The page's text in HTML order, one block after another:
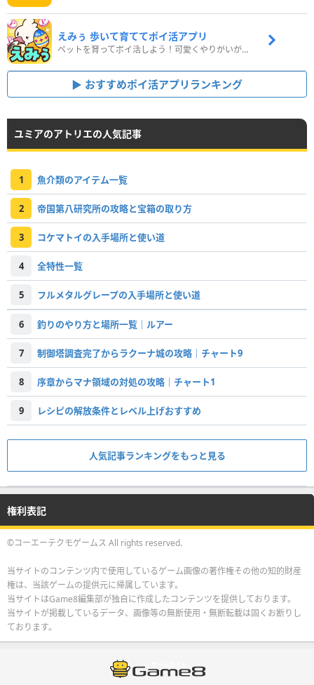
えみぅ 歩いて育ててポイ活アプリ
ペットを育ってポイ活しよう！可愛くやりがいがある新感覚アプリ
おすすめポイ活アプリランキング
ユミアのアトリエの人気記事
1 魚介類のアイテム一覧
2 帝国第八研究所の攻略と宝箱の取り方
3 コケマトイの入手場所と使い道
4 全特性一覧
5 フルメタルグレープの入手場所と使い道
6 釣りのやり方と場所一覧｜ルアー
7 制御塔調査完了からラクーナ城の攻略｜チャート9
8 序章からマナ領域の対処の攻略｜チャート1
9 レシピの解放条件とレベル上げおすすめ
人気記事ランキングをもっと見る
権利表記
©コーエーテクモゲームス All rights reserved.
当サイトのコンテンツ内で使用しているゲーム画像の著作権その他の知的財産
権は、当該ゲームの提供元に帰属しています。
当サイトはGame8編集部が独自に作成したコンテンツを提供しております。
当サイトが掲載しているデータ、画像等の無断使用・無断転載は固くお断りし
ております。